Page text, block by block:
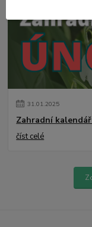
31.01.2025
Zahradní
číst celé